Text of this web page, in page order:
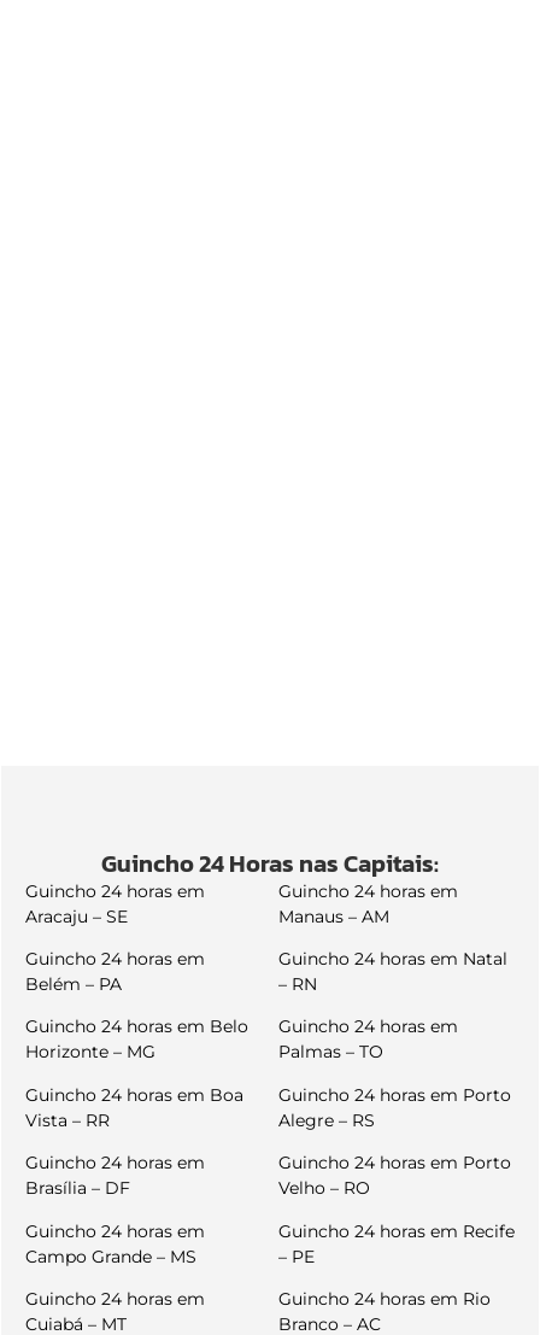
Guincho 24 Horas nas Capitais:
Guincho 24 horas em
Aracaju – SE
Guincho 24 horas em
Belém – PA
Guincho 24 horas em Belo
Horizonte – MG
Guincho 24 horas em Boa
Vista – RR
Guincho 24 horas em
Brasília – DF
Guincho 24 horas em
Campo Grande – MS
Guincho 24 horas em
Cuiabá – MT
Guincho 24 horas em
Manaus – AM
Guincho 24 horas em Natal
– RN
Guincho 24 horas em
Palmas – TO
Guincho 24 horas em Porto
Alegre – RS
Guincho 24 horas em Porto
Velho – RO
Guincho 24 horas em Recife
– PE
Guincho 24 horas em Rio
Branco – AC